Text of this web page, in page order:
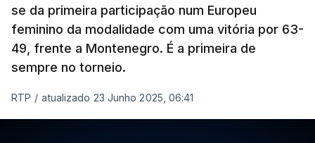
se da primeira participação num Europeu
feminino da modalidade com uma vitória por 63-
49, frente a Montenegro. É a primeira de
sempre no torneio.
RTP / atualizado 23 Junho 2025, 06:41